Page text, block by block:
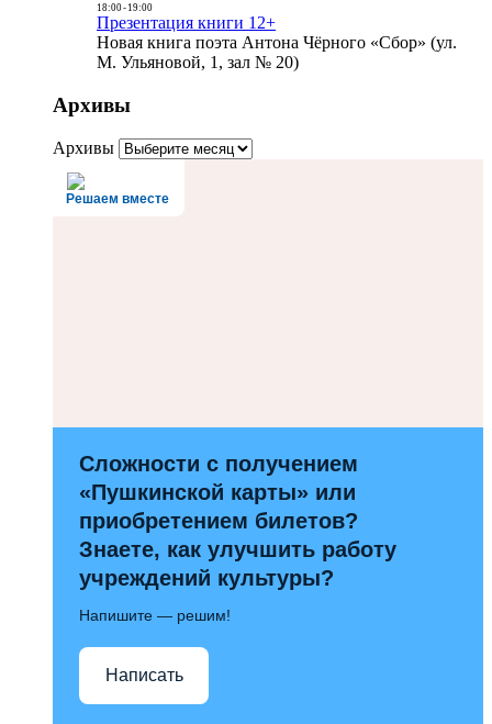
18:00- 19:00
Презентация книги 12+
Новая книга поэта Антона Чёрного «Сбор» (ул.
М. Ульяновой, 1, зал № 20)
Архивы
Архивы
Решаем вместе
Сложности с получением
«Пушкинской карты» или
приобретением билетов?
Знаете, как улучшить работу
учреждений культуры?
Напишите — решим!
Написать